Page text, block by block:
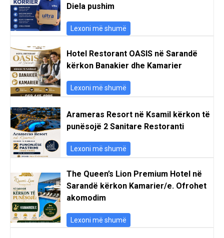
Diela pushim
Lexoni më shumë
Hotel Restorant OASIS në Sarandë
kërkon Banakier dhe Kamarier
Lexoni më shumë
Arameras Resort në Ksamil kërkon të
punësojë 2 Sanitare Restoranti
Lexoni më shumë
The Queen’s Lion Premium Hotel në
Sarandë kërkon Kamarier/e. Ofrohet
akomodim
Lexoni më shumë